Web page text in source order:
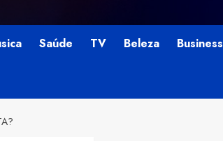
Saúde TV Beleza Business